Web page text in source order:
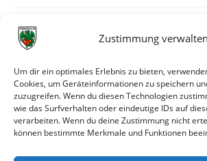
Zustimmung verwalten
Um dir ein optimales Erlebnis zu bieten,
Cookies, um Geräteinformationen zu speichern
zuzugreifen. Wenn du diesen Technologien
wie das Surfverhalten oder eindeutige IDs auf
verarbeiten. Wenn du deine Zustimmung nicht
können bestimmte Merkmale und Funktionen
31. Juli 2026
30. Juli 2026
Deine Spielminute: 89+1
28. Juli 2026
Neuer Rückensponsor